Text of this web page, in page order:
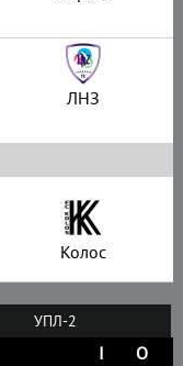
ЛНЗ
Колос
УПЛ-2
І
О